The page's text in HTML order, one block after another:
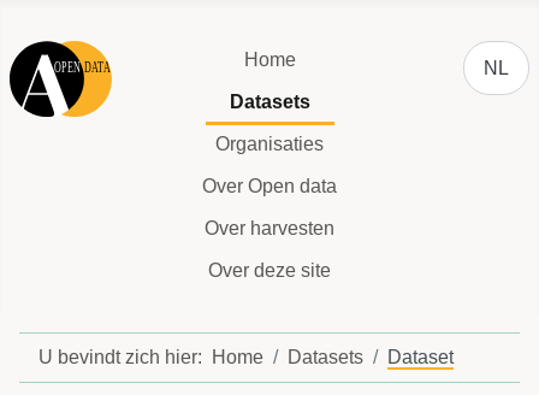
Home
Datasets
Organisaties
Over Open data
Over harvesten
Over deze site
NL
U bevindt zich hier: Home Datasets Dataset